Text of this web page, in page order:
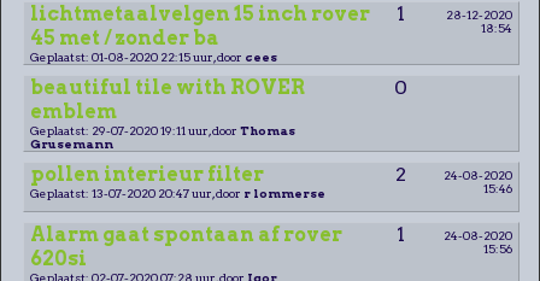
lichtmetaalvelgen 15 inch rover
45 met / zonder ba
1
28-12-2020
18:54
Geplaatst: 01-08-2020 22:15 uur, door cees
beautiful tile with ROVER
emblem
0
Geplaatst: 29-07-2020 19:11 uur, door Thomas
Grusemann
pollen interieur filter 2
24-08-2020
15:46
Geplaatst: 13-07-2020 20:47 uur, door r lommerse
Alarm gaat spontaan af rover
620si
1
24-08-2020
15:56
Geplaatst: 02-07-2020 07:28 uur, door Igor